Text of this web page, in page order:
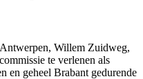
Willem Zuidweg,
te verlenen als
en geheel Brabant gedurende